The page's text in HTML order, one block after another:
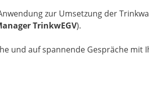
zur Umsetzung der
TrinkwEGV).
und auf spannende Gespräche mit